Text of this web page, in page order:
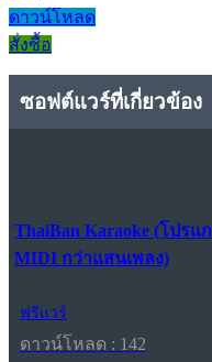
ดาวน์โหลด
สั่งซื้อ
ซอฟต์แวร์ที่เกี่ยวข้อง
ThaiBan Karaoke (โปร
MIDI กว่าแสนเพลง)
ฟรีแวร์
ดาวน์โหลด : 142